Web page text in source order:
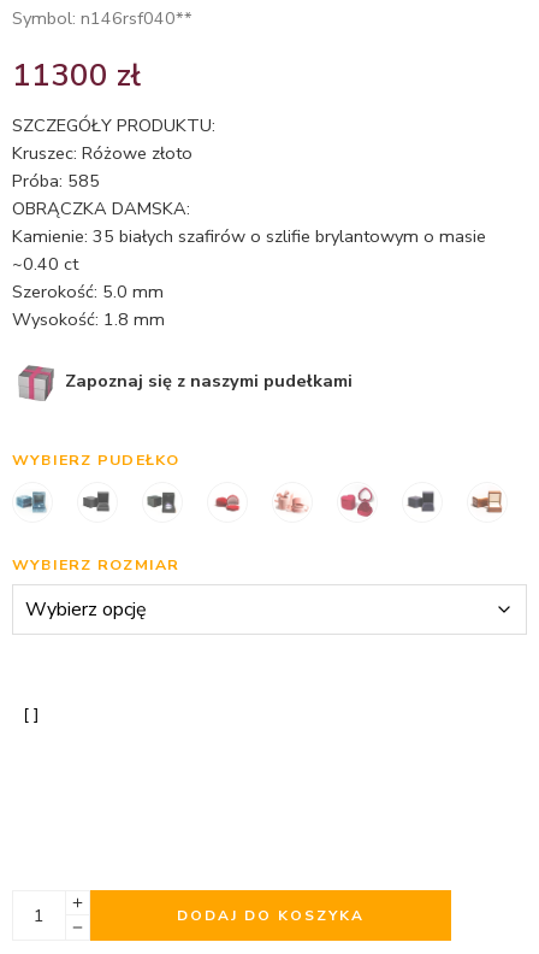
Symbol: n146rsf040**
11300 zł
SZCZEGÓŁY PRODUKTU:
Kruszec: Różowe złoto
Próba: 585
OBRĄCZKA DAMSKA:
Kamienie: 35 białych szafirów o szlifie brylantowym o masie
~0.40 ct
Szerokość: 5.0 mm
Wysokość: 1.8 mm
Zapoznaj się z naszymi pudełkami
WYBIERZ PUDEŁKO
WYBIERZ ROZMIAR
DODAJ DO KOSZYKA